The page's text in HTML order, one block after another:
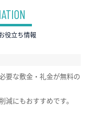
役立ち情報
要な敷金・礼金が無料の
減にもおすすめです。